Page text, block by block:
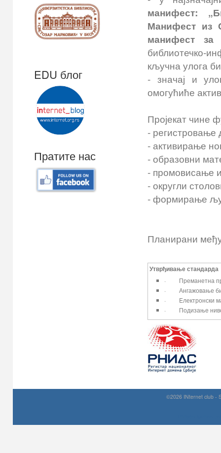
EDU блог
Пратите нас
манифест:
Манифест из
манифест за
библиотечко-
кључна улога
- значај и
омогућиће
Пројекат чине
-
- активирање
- образовни
- промовисање
- округли
- формирање
Планирани
Утврђивање стандарда
· Преманетна
· Ангажовање
· Eлектронски
· Подизање нивоа
©2026 INternet club -